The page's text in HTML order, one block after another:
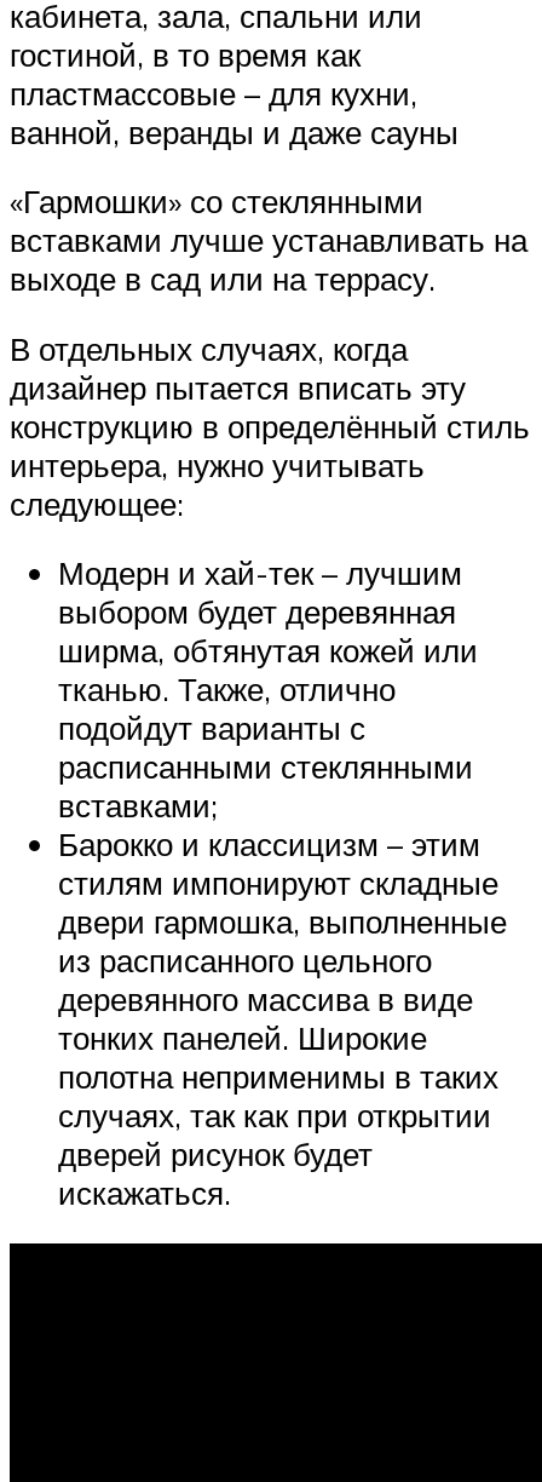
кабинета, зала, спальни или
гостиной, в то время как
пластмассовые – для кухни,
ванной, веранды и даже сауны
«Гармошки» со стеклянными
вставками лучше устанавливать на
выходе в сад или на террасу.
В отдельных случаях, когда
дизайнер пытается вписать эту
конструкцию в определённый стиль
интерьера, нужно учитывать
следующее:
Модерн и хай-тек – лучшим
выбором будет деревянная
ширма, обтянутая кожей или
тканью. Также, отлично
подойдут варианты с
расписанными стеклянными
вставками;
Барокко и классицизм – этим
стилям импонируют складные
двери гармошка, выполненные
из расписанного цельного
деревянного массива в виде
тонких панелей. Широкие
полотна неприменимы в таких
случаях, так как при открытии
дверей рисунок будет
искажаться.